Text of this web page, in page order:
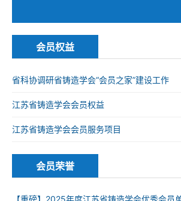
会员权益
省科协调研省铸造学会“会员之家”建设工作
江苏省铸造学会会员权益
江苏省铸造学会会员服务项目
会员荣誉